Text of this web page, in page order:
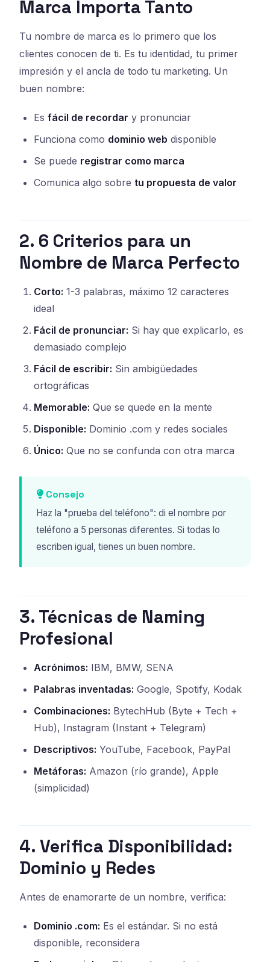
Marca Importa Tanto
Tu nombre de marca es lo primero que los
clientes conocen de ti. Es tu identidad, tu primer
impresión y el ancla de todo tu marketing. Un
buen nombre:
Es fácil de recordar y pronunciar
Funciona como dominio web disponible
Se puede registrar como marca
Comunica algo sobre tu propuesta de valor
2. 6 Criterios para un
Nombre de Marca Perfecto
Corto: 1-3 palabras, máximo 12 caracteres
ideal
Fácil de pronunciar: Si hay que explicarlo, es
demasiado complejo
Fácil de escribir: Sin ambigüedades
ortográficas
Memorable: Que se quede en la mente
Disponible: Dominio .com y redes sociales
Único: Que no se confunda con otra marca
Consejo
Haz la "prueba del teléfono": di el nombre por
teléfono a 5 personas diferentes. Si todas lo
escriben igual, tienes un buen nombre.
3. Técnicas de Naming
Profesional
Acrónimos: IBM, BMW, SENA
Palabras inventadas: Google, Spotify, Kodak
Combinaciones: BytechHub (Byte + Tech +
Hub), Instagram (Instant + Telegram)
Descriptivos: YouTube, Facebook, PayPal
Metáforas: Amazon (río grande), Apple
(simplicidad)
4. Verifica Disponibilidad:
Dominio y Redes
Antes de enamorarte de un nombre, verifica:
Dominio .com: Es el estándar. Si no está
disponible, reconsidera